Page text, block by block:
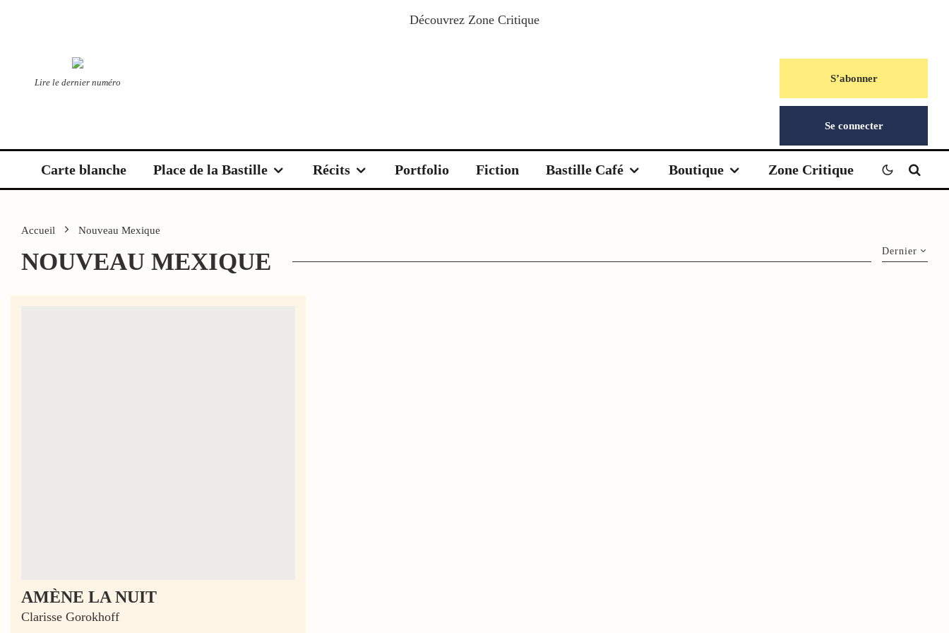
Découvrez Zone Critique
Lire le dernier numéro S’abonner
Se connecter
Carte blanche Place de la Bastille Récits Portfolio Fiction Bastille Café Boutique Zone Critique
Accueil Nouveau Mexique
Dernier
NOUVEAU MEXIQUE
AMÈNE LA NUIT
Clarisse Gorokhoff